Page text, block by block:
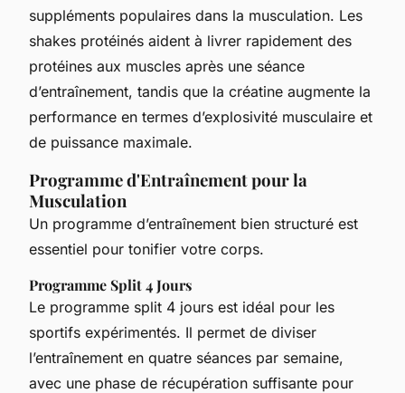
suppléments populaires dans la musculation. Les
shakes protéinés aident à livrer rapidement des
protéines aux muscles après une séance
d’entraînement, tandis que la créatine augmente la
performance en termes d’explosivité musculaire et
de puissance maximale.
Programme d'Entraînement pour la
Musculation
Un programme d’entraînement bien structuré est
essentiel pour tonifier votre corps.
Programme Split 4 Jours
Le programme split 4 jours est idéal pour les
sportifs expérimentés. Il permet de diviser
l’entraînement en quatre séances par semaine,
avec une phase de récupération suffisante pour